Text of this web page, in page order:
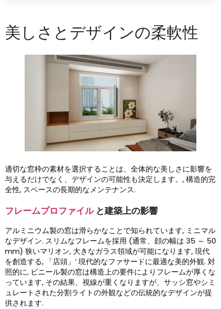
美しさとデザインの柔軟性
適切な窓枠の素材を選択することは、全体的な美しさに影響を
与えるだけでなく、デザインの可能性も決定します。, 構造的完
全性, スペースの長期的なメンテナンス.
フレームプロファイルと建築上の影響
アルミニウム製の窓は滑らかなことで知られています, ミニマル
なデザイン. スリムなフレームを採用 (通常、顔の幅は 35 ～ 50
mm) 狭いマリオン, 大きなガラス領域が可能になります, 現代
を創造する, 「店頭」’ 現代的なファサードに最適な美的外観. 対
照的に, ビニール製の窓は構造上の要件によりフレームが厚くな
っています, その結果、視線が重くなりますが、サッシ窓やシミ
ュレートされた分割ライトの外観などの伝統的なデザインが提
供されます.